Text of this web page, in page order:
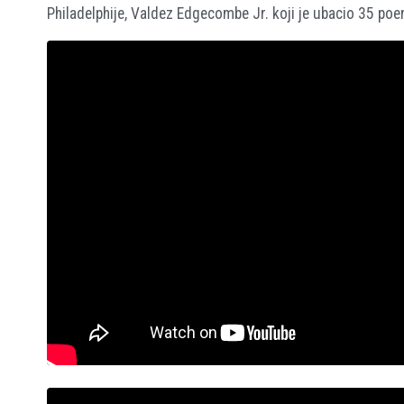
Philadelphije, Valdez Edgecombe Jr. koji je ubacio 35